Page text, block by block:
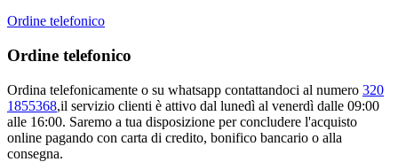
Ordine telefonico
Ordine telefonico
Ordina telefonicamente o su whatsapp contattandoci al numero 320
1855368,il servizio clienti è attivo dal lunedì al venerdì dalle 09:00
alle 16:00. Saremo a tua disposizione per concludere l'acquisto
online pagando con carta di credito, bonifico bancario o alla
consegna.